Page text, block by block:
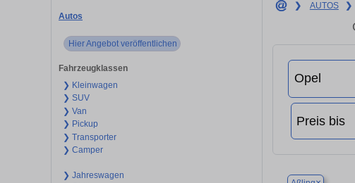
Autos
Hier Angebot veröffentlichen
Fahrzeugklassen
❯ Kleinwagen
❯ SUV
❯ Van
❯ Pickup
❯ Transporter
❯ Camper
❯ Jahreswagen
❯ AUTOS ❯